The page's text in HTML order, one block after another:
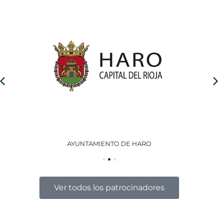
AYUNTAMIENTO DE HARO
Ver todos los patrocinadores